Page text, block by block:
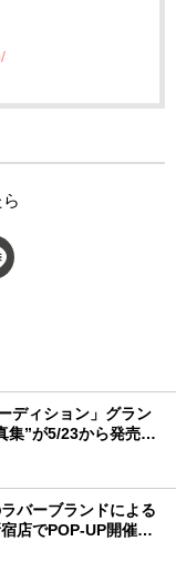
ディション」グラン
集”が5/23から発売！
バーブランドによる
店でPOP-UP開催